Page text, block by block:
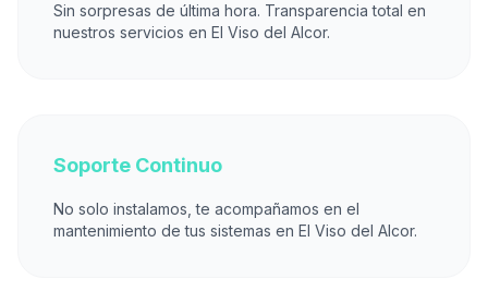
Sin sorpresas de última hora. Transparencia total en
nuestros servicios en El Viso del Alcor.
Soporte Continuo
No solo instalamos, te acompañamos en el
mantenimiento de tus sistemas en El Viso del Alcor.